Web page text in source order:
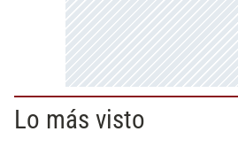
Lo más visto